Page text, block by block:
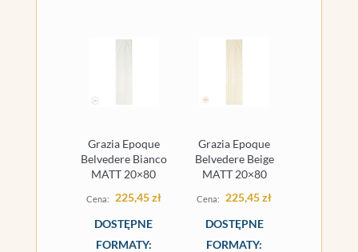
Grazia Epoque
Belvedere Bianco
MATT 20×80
225,45zł
DOSTĘPNE
FORMATY:
Grazia Epoque
Belvedere Beige
MATT 20×80
225,45zł
DOSTĘPNE
FORMATY: